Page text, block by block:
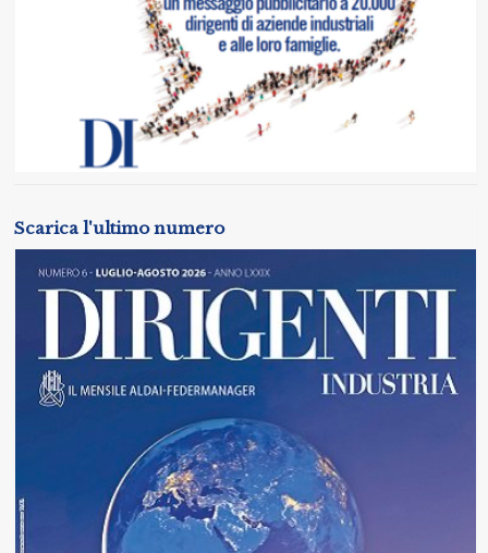
Scarica l'ultimo numero